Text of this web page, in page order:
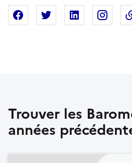
Partager sur Facebook
Partager sur X
Partager
Trouver les
années